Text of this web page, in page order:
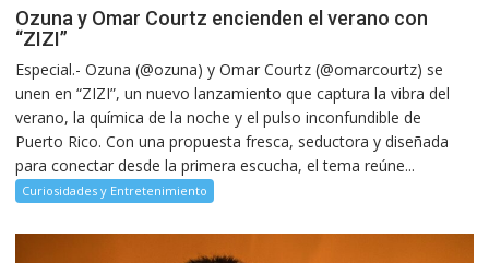
Ozuna y Omar Courtz encienden el verano con
“ZIZI”
Especial.- Ozuna (@ozuna) y Omar Courtz (@omarcourtz) se
unen en “ZIZI”, un nuevo lanzamiento que captura la vibra del
verano, la química de la noche y el pulso inconfundible de
Puerto Rico. Con una propuesta fresca, seductora y diseñada
para conectar desde la primera escucha, el tema reúne...
Curiosidades y Entretenimiento